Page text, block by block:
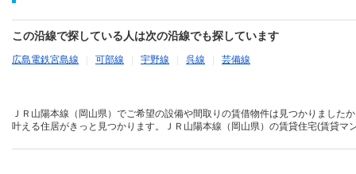
この沿線で探している人は次の沿線でも探しています
広島電鉄宮島線 可部線 宇野線 呉線 芸備線
ＪＲ山陽本線（岡山県）でご希望の設備や間取りの賃借物件は見つかりまし
叶える住居がきっと見つかります。ＪＲ山陽本線（岡山県）の賃貸住宅(賃貸